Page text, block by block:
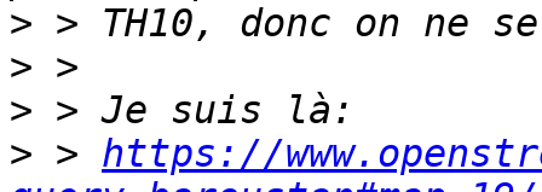
>
>
>
> > https://